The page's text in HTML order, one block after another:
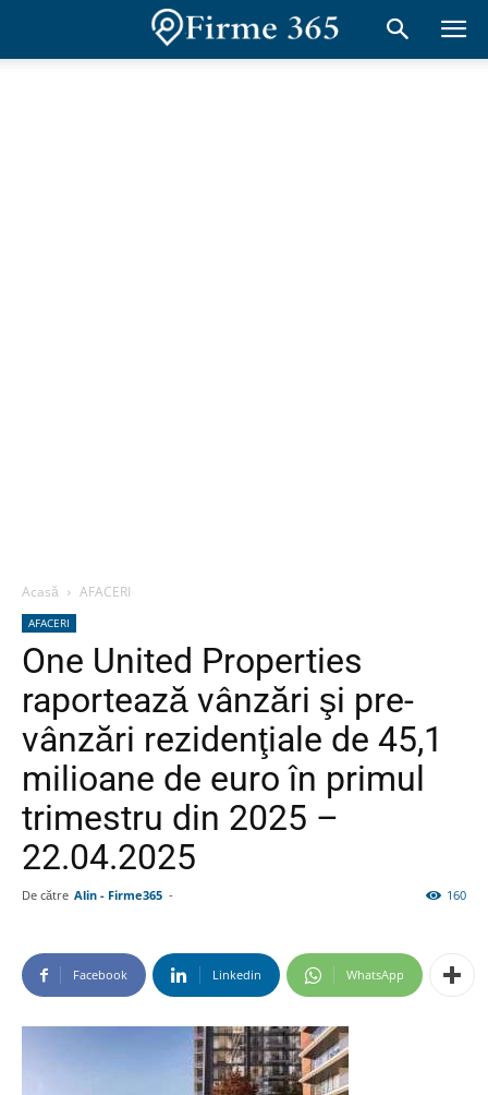
Acasă AFACERI
AFACERI
One United Properties
raportează vânzări şi pre-
vânzări rezidenţiale de 45,1
milioane de euro în primul
trimestru din 2025 –
22.04.2025
De către Alin - Firme365 - 160
Facebook Linkedin WhatsApp